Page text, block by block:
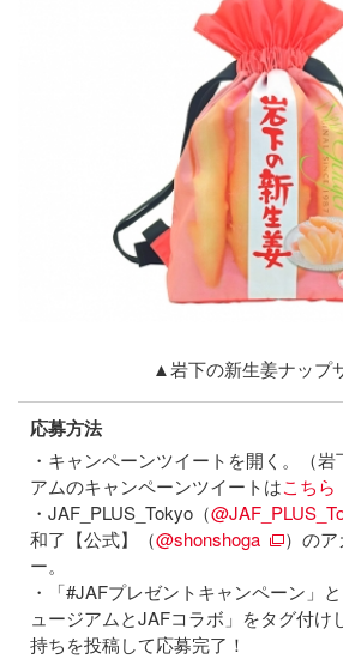
▲岩下の新生姜ナップ
応募方法
・キャンペーンツイートを開く。（
アムのキャンペーンツイートはこちら
・JAF_PLUS_Tokyo（
和了【公式】（@shonshoga
）の
ー。
・「#JAFプレゼントキャンペーン」
ュージアムとJAFコラボ」をタグ付け
持ちを投稿して応募完了！